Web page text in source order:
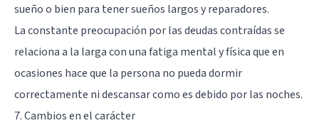
sueño o bien para tener sueños largos y reparadores.
La constante preocupación por las deudas contraídas se
relaciona a la larga con una fatiga mental y física que en
ocasiones hace que la persona no pueda dormir
correctamente ni descansar como es debido por las noches.
7. Cambios en el carácter